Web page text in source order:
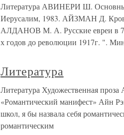
Литература АВИНЕРИ Ш.
Иерусалим, 1983. АЙЗМАН Д.
АЛДАНОВ М. А. Русские евреи в
х годов до революции 1917г. ".
Литература
Литература Художественная
«Романтический манифест» Айн
школ, я бы назвала себя
романтическим